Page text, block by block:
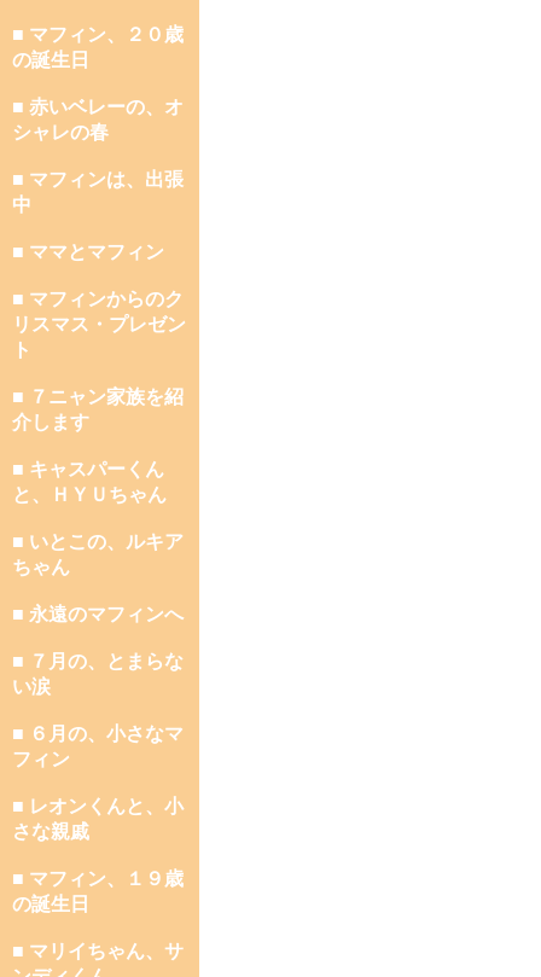
■ マフィン、２０歳
の誕生日
■ 赤いベレーの、オ
シャレの春
■ マフィンは、出張
中
■ ママとマフィン
■ マフィンからのク
リスマス・プレゼン
ト
■ ７ニャン家族を紹
介します
■ キャスパーくん
と、ＨＹＵちゃん
■ いとこの、ルキア
ちゃん
■ 永遠のマフィンへ
■ ７月の、とまらな
い涙
■ ６月の、小さなマ
フィン
■ レオンくんと、小
さな親戚
■ マフィン、１９歳
の誕生日
■ マリイちゃん、サ